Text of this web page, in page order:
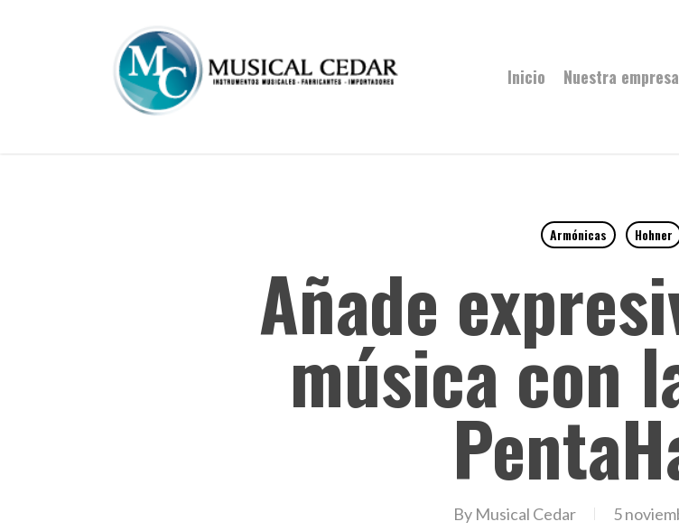
Inicio Nuestra empresa
Armónicas Hohner
Añade
música con
By Musical Cedar 5